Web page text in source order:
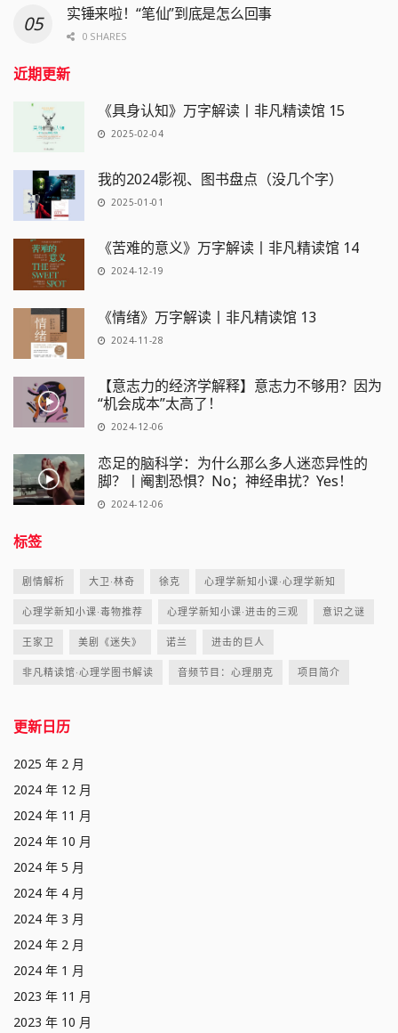
实锤来啦！“笔仙”到底是怎么回事
0 SHARES
近期更新
《具身认知》万字解读丨非凡精读馆 15
2025-02-04
我的2024影视、图书盘点（没几个字）
2025-01-01
《苦难的意义》万字解读丨非凡精读馆 14
2024-12-19
《情绪》万字解读丨非凡精读馆 13
2024-11-28
【意志力的经济学解释】意志力不够用？因为
“机会成本”太高了！
2024-12-06
恋足的脑科学：为什么那么多人迷恋异性的
脚？丨阉割恐惧？No；神经串扰？Yes！
2024-12-06
标签
剧情解析 大卫·林奇 徐克 心理学新知小课·心理学新知
心理学新知小课·毒物推荐 心理学新知小课·进击的三观 意识之谜
王家卫 美剧《迷失》 诺兰 进击的巨人
非凡精读馆·心理学图书解读 音频节目：心理朋克 项目简介
更新日历
2025 年 2 月
2024 年 12 月
2024 年 11 月
2024 年 10 月
2024 年 5 月
2024 年 4 月
2024 年 3 月
2024 年 2 月
2024 年 1 月
2023 年 11 月
2023 年 10 月